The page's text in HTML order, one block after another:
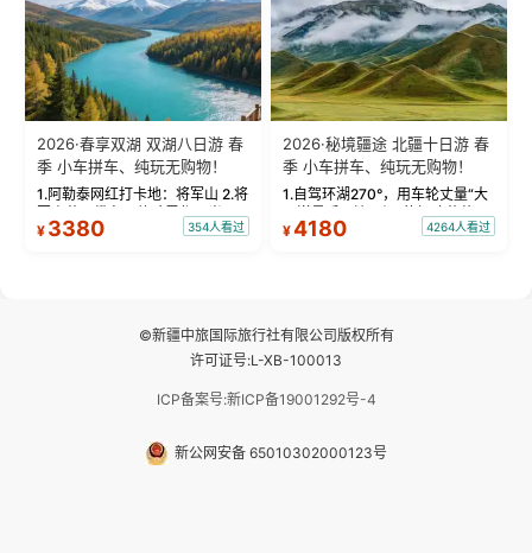
2026·春享双湖 双湖八日游 春
季 小车拼车、纯玩无购物！
1.阿勒泰网红打卡地：将军山 2.将
军山落日缆车，体验雪都风光 3.
将军山，夕阳派对，蹦迪party 4.
¥ 3380 354人看过
2026·秘境疆途 北疆十日游 春
季 小车拼车、纯玩无购物！
1.自驾环湖270°，用车轮丈量“大
西洋最后一滴眼泪”的极致蔚蓝，
让雪山、花海与深邃湖水在转弯
¥4180 4264人看过
©新疆中旅国际旅行社有限公司版权所有
许可证号:L-XB-100013
ICP备案号:新ICP备19001292号-4
新公网安备 65010302000123号